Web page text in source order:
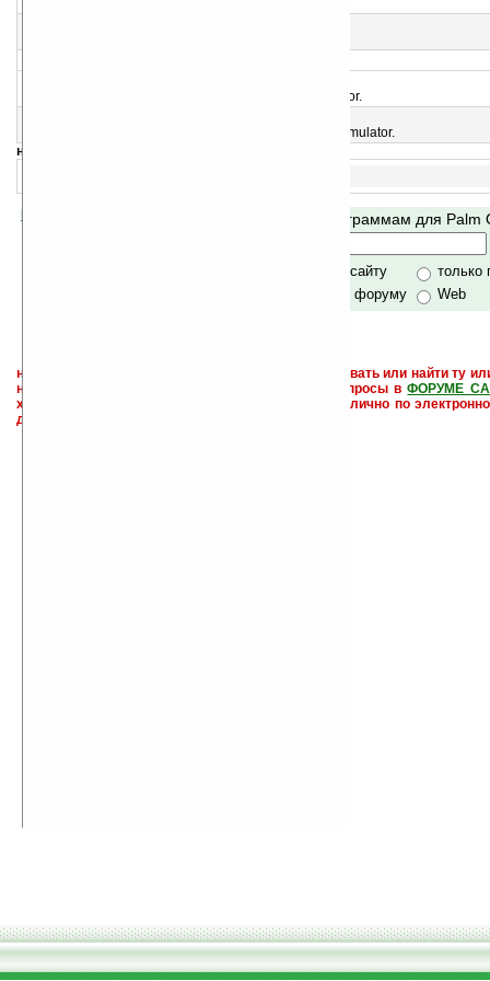
ROM — Palm Pilot PalmOS 2.0 для PalmOS Emulator.
ROM — Palm V PalmOS 4.0 (EFIGS) для PalmOS Emulator.
навигация:
Поиск по программам для Palm
только по сайту
только
по сайту и форуму
Web
не забывайте, что если Вы не знаете как использовать или найти ту
настроить и с ней разобраться - пишите свои вопросы вФОРУМЕ
характера менеджеры разделов или автор сайта лично по
давать всем не успевают физически.